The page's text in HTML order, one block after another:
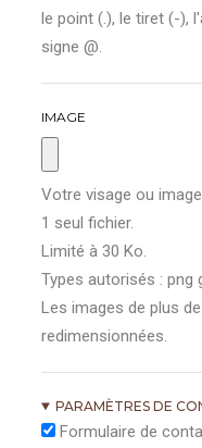
le point (.), le tiret (-),
signe @.
IMAGE
Votre visage ou
1 seul fichier.
Limité à 30 Ko.
Types autorisés : png
Les images de plus de
redimensionnées.
PARAMÈTRES DE
Formulaire de